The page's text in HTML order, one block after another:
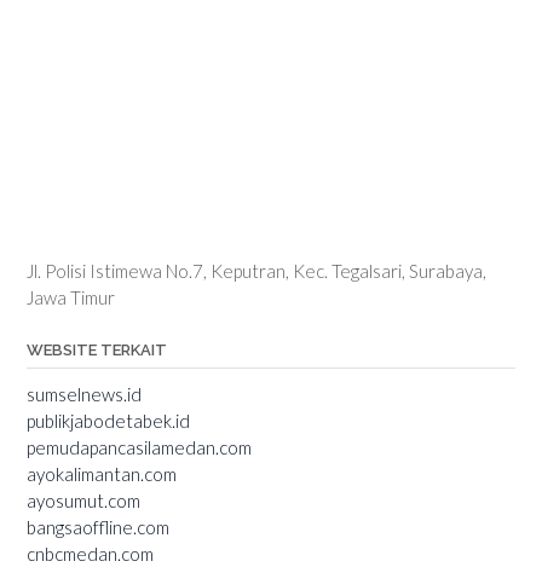
Jl. Polisi Istimewa No.7, Keputran, Kec. Tegalsari, Surabaya,
Jawa Timur
WEBSITE TERKAIT
sumselnews.id
publikjabodetabek.id
pemudapancasilamedan.com
ayokalimantan.com
ayosumut.com
bangsaoffline.com
cnbcmedan.com